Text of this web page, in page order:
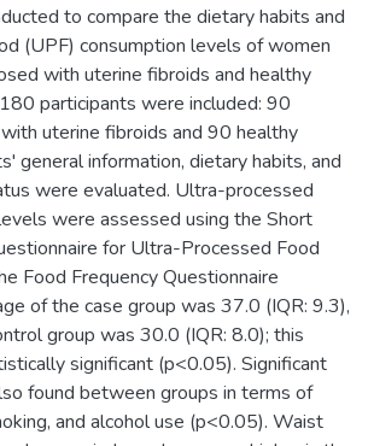
to compare the dietary habits and
(UPF) consumption levels of women
with uterine fibroids and healthy
participants were included: 90
uterine fibroids and 90 healthy
general information, dietary habits, and
were evaluated. Ultra-processed
were assessed using the Short
for Ultra-Processed Food
Food Frequency Questionnaire
of the case group was 37.0 (IQR: 9.3),
group was 30.0 (IQR: 8.0); this
significant (p<0.05). Significant
found between groups in terms of
and alcohol use (p<0.05). Waist